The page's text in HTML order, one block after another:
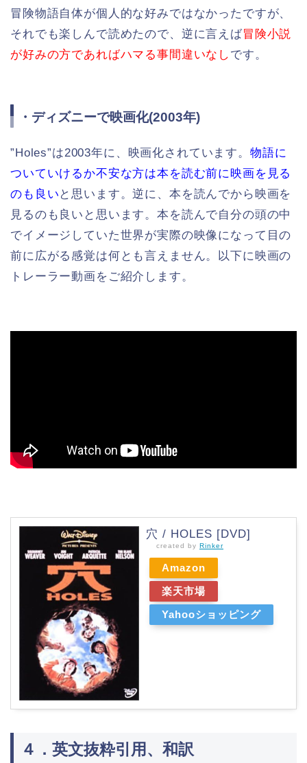
冒険物語自体が個人的な好みではなかったですが、
それでも楽しんで読めたので、逆に言えば冒険小説
が好みの方であればハマる事間違いなし です。
・ディズニーで映画化(2003年)
”Holes”は2003年に、映画化されています。 物語に
ついていけるか不安な方は本を読む前に映画を見る
のも良い と思います。逆に、本を読んでから映画を
見るのも良いと思います。本を読んで自分の頭の中
でイメージしていた世界が実際の映像になって目の
前に広がる感覚は何とも言えません。以下に映画の
トレーラー動画をご紹介します。
穴 / HOLES [DVD]
created by Rinker
Amazon
楽天市場
Yahooショッピング
４．英文抜粋引用、和訳